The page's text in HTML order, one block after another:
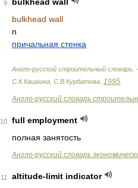
9
bulkhead wall
n
причальная стенка
Англо-русский строительный
С.К.Кашкина, С.В.Курбатова 1995
Англо-русский словарь
10
full employment
полная занятость
Англо-русский словарь
11
altitude-limit indicator